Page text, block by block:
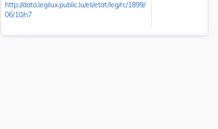
http://data.legilux.public.lu/eli/etat/leg/rc/1899/
06/10/n7